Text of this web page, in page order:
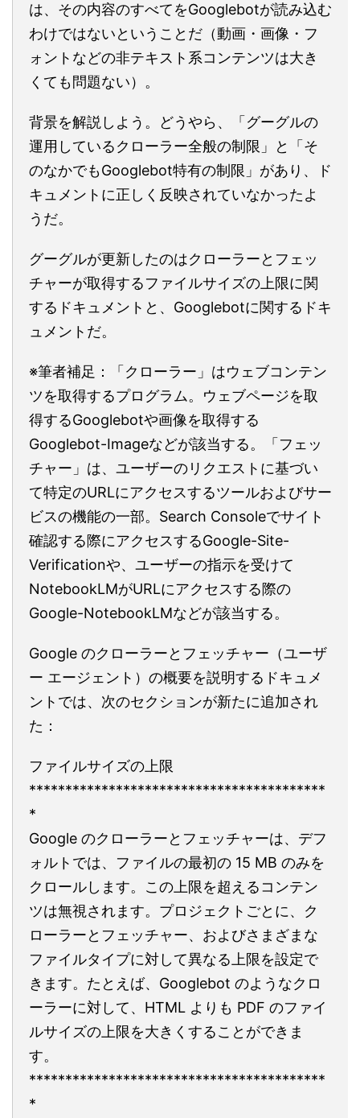
は、その内容のすべてをGooglebotが読み込む
わけではないということだ（動画・画像・フ
ォントなどの非テキスト系コンテンツは大き
くても問題ない）。
背景を解説しよう。どうやら、「グーグルの
運用しているクローラー全般の制限」と「そ
のなかでもGooglebot特有の制限」があり、ド
キュメントに正しく反映されていなかったよ
うだ。
グーグルが更新したのはクローラーとフェッ
チャーが取得するファイルサイズの上限に関
するドキュメントと、Googlebotに関するドキ
ュメントだ。
※筆者補足：「クローラー」はウェブコンテン
ツを取得するプログラム。ウェブページを取
得するGooglebotや画像を取得する
Googlebot-Imageなどが該当する。「フェッ
チャー」は、ユーザーのリクエストに基づい
て特定のURLにアクセスするツールおよびサー
ビスの機能の一部。Search Consoleでサイト
確認する際にアクセスするGoogle-Site-
Verificationや、ユーザーの指示を受けて
NotebookLMがURLにアクセスする際の
Google-NotebookLMなどが該当する。
Google のクローラーとフェッチャー（ユーザ
ー エージェント）の概要を説明するドキュメ
ントでは、次のセクションが新たに追加され
た：
ファイルサイズの上限
*****************************************
*
Google のクローラーとフェッチャーは、デフ
ォルトでは、ファイルの最初の 15 MB のみを
クロールします。この上限を超えるコンテン
ツは無視されます。プロジェクトごとに、ク
ローラーとフェッチャー、およびさまざまな
ファイルタイプに対して異なる上限を設定で
きます。たとえば、Googlebot のようなクロ
ーラーに対して、HTML よりも PDF のファイ
ルサイズの上限を大きくすることができま
す。
*****************************************
*